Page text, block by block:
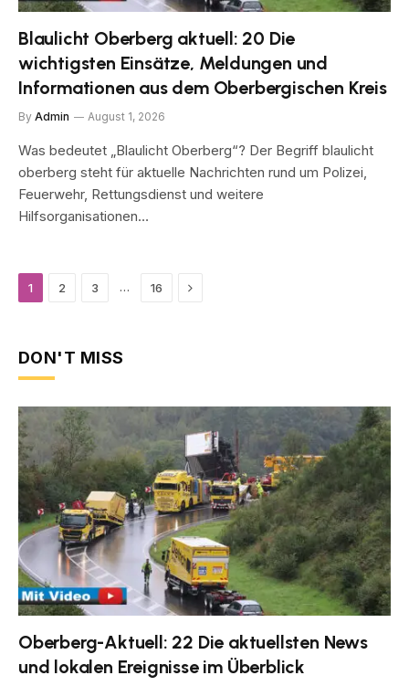
Blaulicht Oberberg aktuell: 20 Die
wichtigsten Einsätze, Meldungen und
Informationen aus dem Oberbergischen Kreis
By Admin August 1, 2026
Was bedeutet „Blaulicht Oberberg“? Der Begriff blaulicht
oberberg steht für aktuelle Nachrichten rund um Polizei,
Feuerwehr, Rettungsdienst und weitere
Hilfsorganisationen…
1 2 3 … 16 Next
DON'T MISS
Oberberg-Aktuell: 22 Die aktuellsten News
und lokalen Ereignisse im Überblick